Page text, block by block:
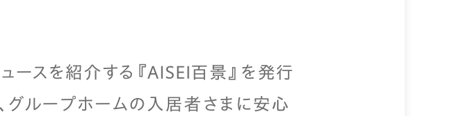
ースを紹介する『AISEI百景』を発行
グループホームの入居者さまに安心